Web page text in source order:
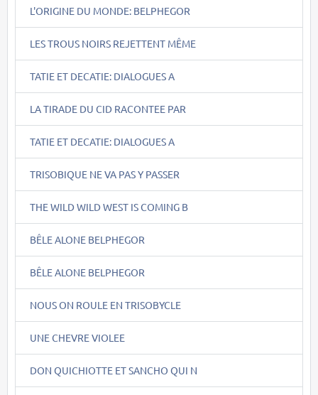
L'ORIGINE DU MONDE: BELPHEGOR
LES TROUS NOIRS REJETTENT MÊME
TATIE ET DECATIE: DIALOGUES A
LA TIRADE DU CID RACONTEE PAR
TATIE ET DECATIE: DIALOGUES A
TRISOBIQUE NE VA PAS Y PASSER
THE WILD WILD WEST IS COMING B
BÊLE ALONE BELPHEGOR
BÊLE ALONE BELPHEGOR
NOUS ON ROULE EN TRISOBYCLE
UNE CHEVRE VIOLEE
DON QUICHIOTTE ET SANCHO QUI N